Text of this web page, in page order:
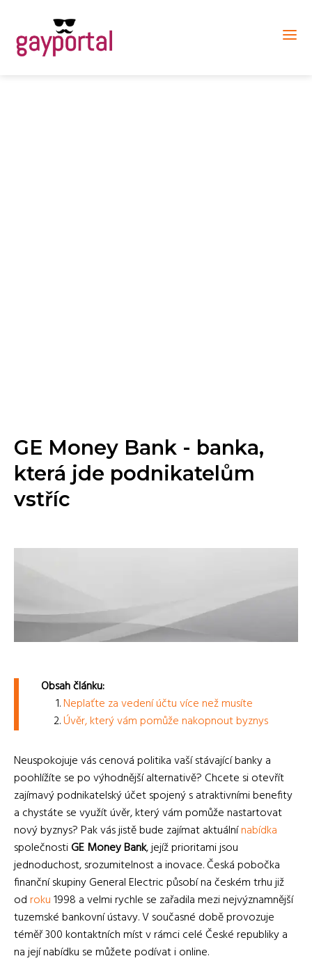
GE Money Bank - banka,
která jde podnikatelům
vstříc
Obsah článku:
Neplaťte za vedení účtu více než musíte
Úvěr, který vám pomůže nakopnout byznys
Neuspokojuje vás cenová politika vaší stávající banky a
poohlížíte se po výhodnější alternativě? Chcete si otevřít
zajímavý podnikatelský účet spojený s atraktivními benefity
a chystáte se využít úvěr, který vám pomůže nastartovat
nový byznys? Pak vás jistě bude zajímat aktuálnínabídka
společnostiGE Money Bank, jejíž prioritami jsou
jednoduchost, srozumitelnost a inovace. Česká pobočka
finanční skupiny General Electric působí na českém trhu již
odroku1998 a velmi rychle se zařadila mezi nejvýznamnější
tuzemské bankovní ústavy. V současné době provozuje
téměř 300 kontaktních míst v rámci celé České republiky a
na její nabídku se můžete podívat i online.